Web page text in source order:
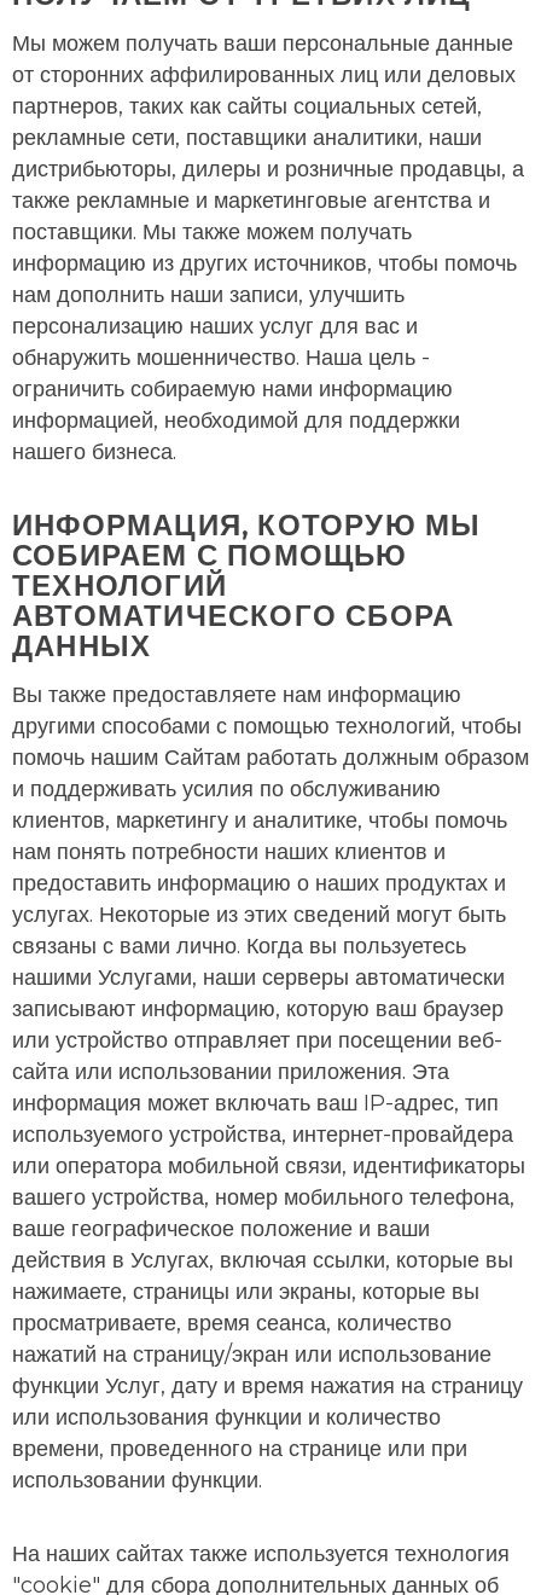
Мы можем получать ваши персональные данные
от сторонних аффилированных лиц или деловых
партнеров, таких как сайты социальных сетей,
рекламные сети, поставщики аналитики, наши
дистрибьюторы, дилеры и розничные продавцы, а
также рекламные и маркетинговые агентства и
поставщики. Мы также можем получать
информацию из других источников, чтобы помочь
нам дополнить наши записи, улучшить
персонализацию наших услуг для вас и
обнаружить мошенничество. Наша цель -
ограничить собираемую нами информацию
информацией, необходимой для поддержки
нашего бизнеса.
ИНФОРМАЦИЯ, КОТОРУЮ МЫ
СОБИРАЕМ С ПОМОЩЬЮ
ТЕХНОЛОГИЙ
АВТОМАТИЧЕСКОГО СБОРА
ДАННЫХ
Вы также предоставляете нам информацию
другими способами с помощью технологий, чтобы
помочь нашим Сайтам работать должным образом
и поддерживать усилия по обслуживанию
клиентов, маркетингу и аналитике, чтобы помочь
нам понять потребности наших клиентов и
предоставить информацию о наших продуктах и
услугах. Некоторые из этих сведений могут быть
связаны с вами лично. Когда вы пользуетесь
нашими Услугами, наши серверы автоматически
записывают информацию, которую ваш браузер
или устройство отправляет при посещении веб-
сайта или использовании приложения. Эта
информация может включать ваш IP-адрес, тип
используемого устройства, интернет-провайдера
или оператора мобильной связи, идентификаторы
вашего устройства, номер мобильного телефона,
ваше географическое положение и ваши
действия в Услугах, включая ссылки, которые вы
нажимаете, страницы или экраны, которые вы
просматриваете, время сеанса, количество
нажатий на страницу/экран или использование
функции Услуг, дату и время нажатия на страницу
или использования функции и количество
времени, проведенного на странице или при
использовании функции.
На наших сайтах также используется технология
"cookie" для сбора дополнительных данных об